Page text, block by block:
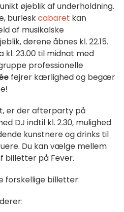
øjeblik af underholdning.
burleskcabaret kan
af musikalske
dørene åbnes kl. 22.15.
kl. 23.00 til midnat med
professionelle
fejrer kærlighed og begær
er der afterparty på
DJ indtil kl. 2.30, mulighed
kunstnere og drinks til
Du kan vælge mellem
billetter på Fever.
forskellige billetter: